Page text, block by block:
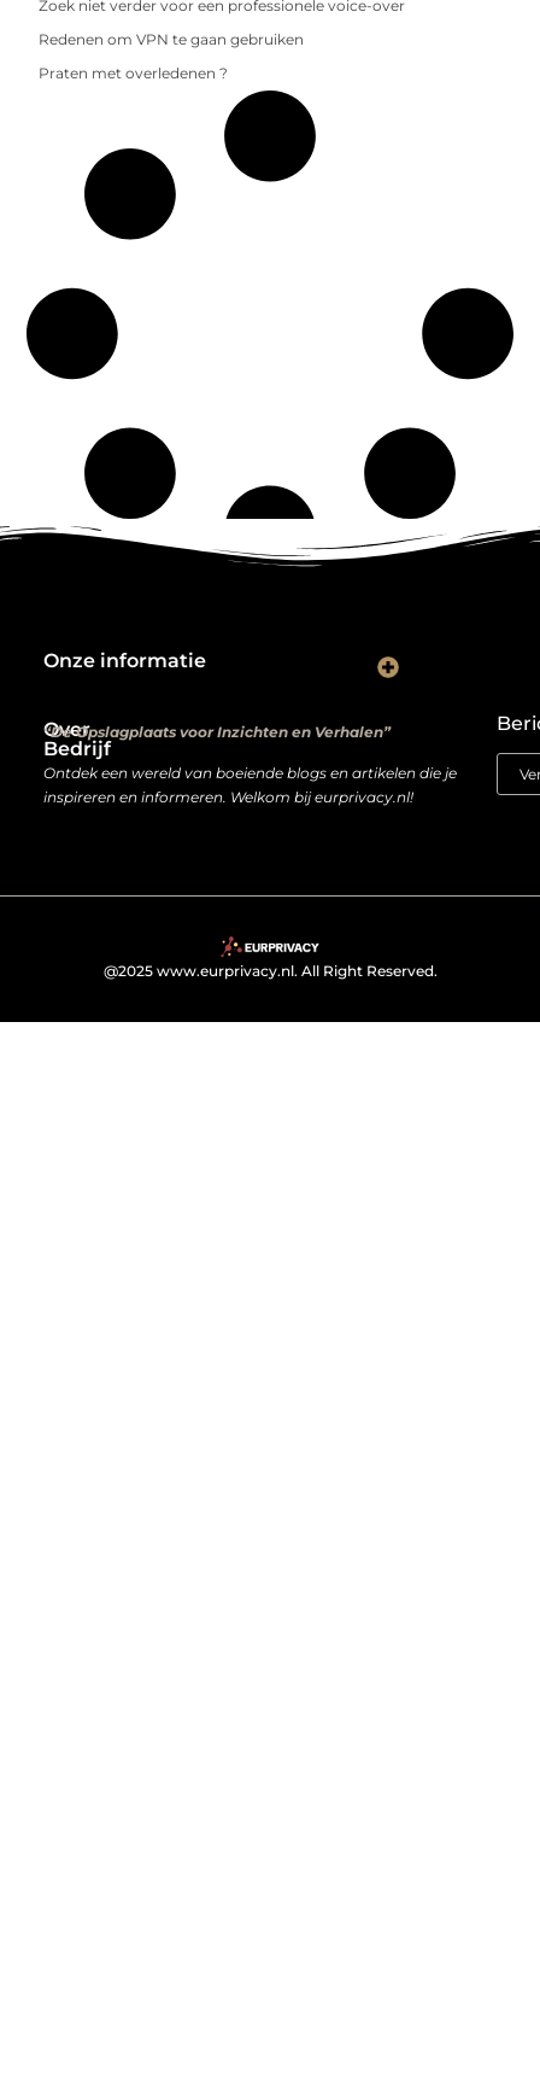
Zoek niet verder voor een professionele voice-over
Redenen om VPN te gaan gebruiken
Praten met overledenen ?
Over
Bedrijf
“De Opslagplaats voor Inzichten en Verhalen”
Ontdek een wereld van boeiende blogs en artikelen die je
inspireren en informeren. Welkom bij eurprivacy.nl!
Onze informatie
@2025 www.eurprivacy.nl. All Right Reserved.